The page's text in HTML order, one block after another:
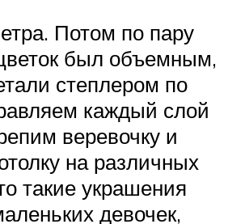
Потом по пару
был объемным,
степлером по
каждый слой
веревочку и
на различных
такие украшения
девочек,